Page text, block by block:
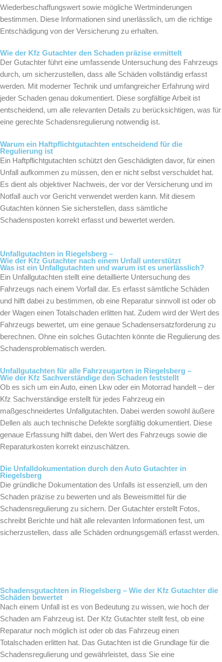
Wiederbeschaffungswert sowie mögliche Wertminderungen
bestimmen. Diese Informationen sind unerlässlich, um die richtige
Entschädigung von der Versicherung zu erhalten.
Wie der Kfz Gutachter den Schaden präzise ermittelt
Der Gutachter führt eine umfassende Untersuchung des Fahrzeugs
durch, um sicherzustellen, dass alle Schäden vollständig erfasst
werden. Mit moderner Technik und umfangreicher Erfahrung wird
jeder Schaden genau dokumentiert. Diese sorgfältige Arbeit ist
entscheidend, um alle relevanten Details zu berücksichtigen, was für
eine gerechte Schadensregulierung notwendig ist.
Warum ein Haftpflichtgutachten entscheidend für die
Regulierung ist
Ein Haftpflichtgutachten schützt den Geschädigten davor, für einen
Unfall aufkommen zu müssen, den er nicht selbst verschuldet hat.
Es dient als objektiver Nachweis, der vor der Versicherung und im
Notfall auch vor Gericht verwendet werden kann. Mit diesem
Gutachten können Sie sicherstellen, dass sämtliche
Schadensposten korrekt erfasst und bewertet werden.
Unfallgutachten in Riegelsberg –
Wie der Kfz Gutachter nach einem Unfall unterstützt
Was ist ein Unfallgutachten und warum ist es unerlässlich?
Ein Unfallgutachten stellt eine detaillierte Untersuchung des
Fahrzeugs nach einem Vorfall dar. Es erfasst sämtliche Schäden
und hilft dabei zu bestimmen, ob eine Reparatur sinnvoll ist oder ob
der Wagen einen Totalschaden erlitten hat. Zudem wird der Wert des
Fahrzeugs bewertet, um eine genaue Schadensersatzforderung zu
berechnen. Ohne ein solches Gutachten könnte die Regulierung des
Schadensproblematisch werden.
Unfallgutachten für alle Fahrzeugarten in Riegelsberg –
Wie der Kfz Sachverständige den Schaden feststellt
Ob es sich um ein Auto, einen Lkw oder ein Motorrad handelt – der
Kfz Sachverständige erstellt für jedes Fahrzeug ein
maßgeschneidertes Unfallgutachten. Dabei werden sowohl äußere
Dellen als auch technische Defekte sorgfältig dokumentiert. Diese
genaue Erfassung hilft dabei, den Wert des Fahrzeugs sowie die
Reparaturkosten korrekt einzuschätzen.
Die Unfalldokumentation durch den Auto Gutachter in
Riegelsberg
Die gründliche Dokumentation des Unfalls ist essenziell, um den
Schaden präzise zu bewerten und als Beweismittel für die
Schadensregulierung zu sichern. Der Gutachter erstellt Fotos,
schreibt Berichte und hält alle relevanten Informationen fest, um
sicherzustellen, dass alle Schäden ordnungsgemäß erfasst werden.
Schadensgutachten in Riegelsberg – Wie der Kfz Gutachter die
Schäden bewertet
Nach einem Unfall ist es von Bedeutung zu wissen, wie hoch der
Schaden am Fahrzeug ist. Der Kfz Gutachter stellt fest, ob eine
Reparatur noch möglich ist oder ob das Fahrzeug einen
Totalschaden erlitten hat. Das Gutachten ist die Grundlage für die
Schadensregulierung und gewährleistet, dass Sie eine